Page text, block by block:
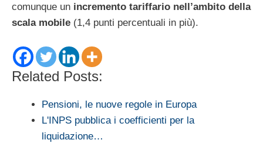
comunque un incremento tariffario nell’ambito della
scala mobile (1,4 punti percentuali in più).
Related Posts:
Pensioni, le nuove regole in Europa
L'INPS pubblica i coefficienti per la
liquidazione…